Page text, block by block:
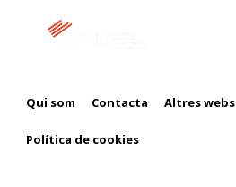
Qui som Contacta Altres webs
Política de cookies